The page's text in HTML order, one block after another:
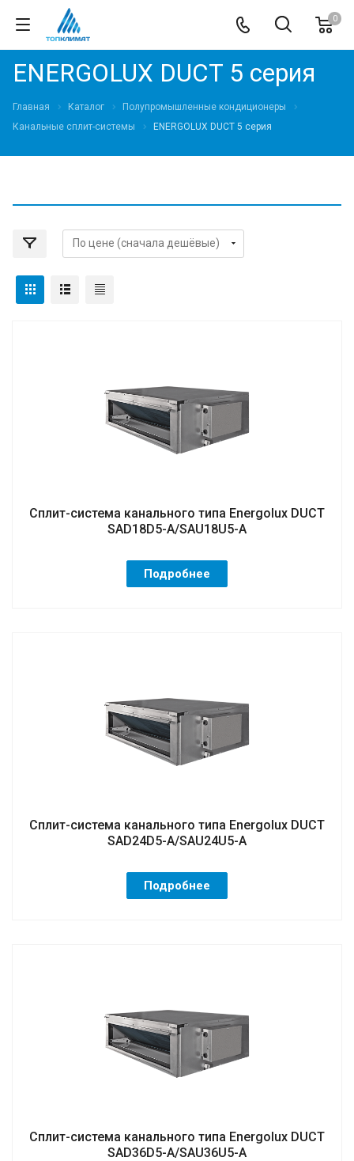
0
ENERGOLUX DUCT 5 серия
Главная Каталог
Полупромышленные кондиционеры
Канальные сплит-системы
ENERGOLUX DUCT 5 серия
Сплит-система канального типа Energolux DUCT
SAD18D5-A/SAU18U5-A
Подробнее
Сплит-система канального типа Energolux DUCT
SAD24D5-A/SAU24U5-A
Подробнее
Сплит-система канального типа Energolux DUCT
SAD36D5-A/SAU36U5-A